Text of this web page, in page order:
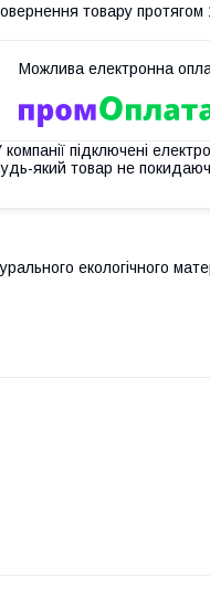
товару протягом
компанії підключені
який товар не
екологічного